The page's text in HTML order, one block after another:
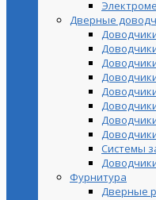
Дверные
Cистемы
Фурнитура
Дверные